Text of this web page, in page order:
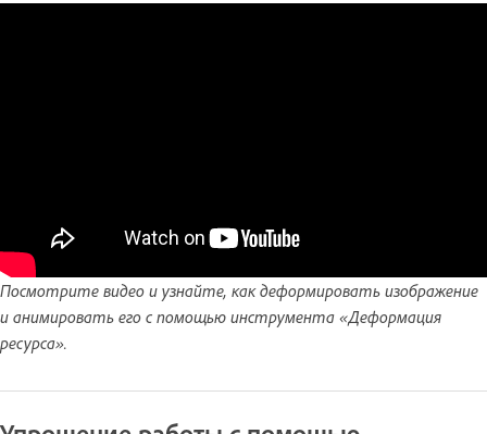
Посмотрите видео и узнайте, как деформировать изображение
и анимировать его с помощью инструмента «Деформация
ресурса».